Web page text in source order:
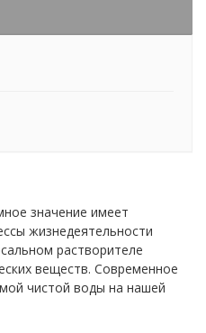
значение имеет
жизнедеятельности
растворителе
веществ. Современное
чистой воды на нашей